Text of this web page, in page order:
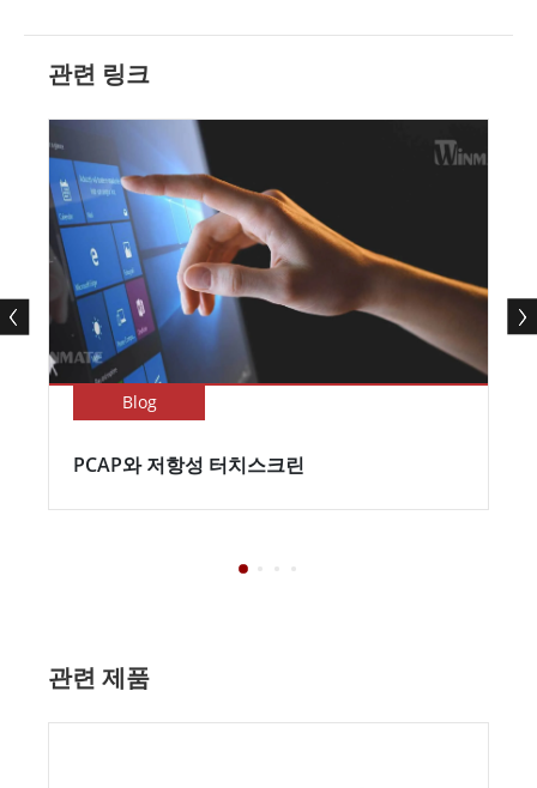
관련 링크
Blog
PCAP와 저항성 터치스크린
관련 제품